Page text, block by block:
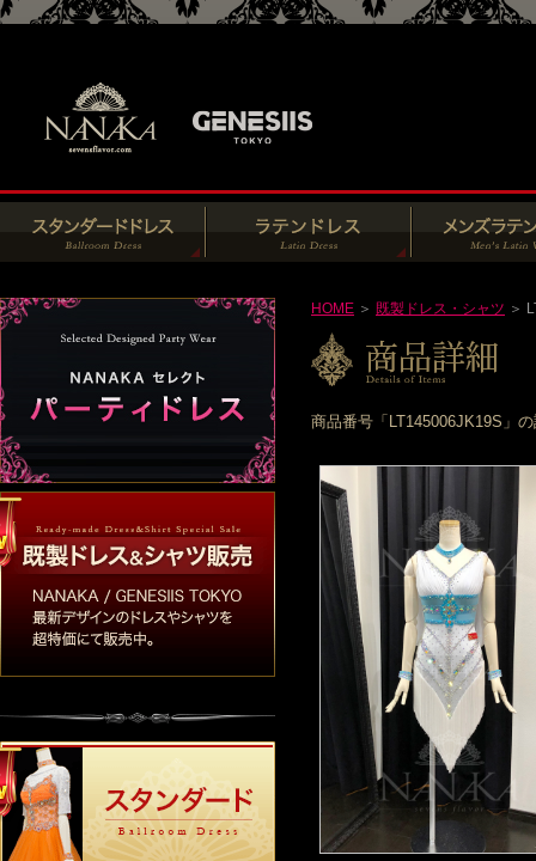
HOME ＞ 既製ドレス・シャツ ＞
商品番号「LT145006JK19S」